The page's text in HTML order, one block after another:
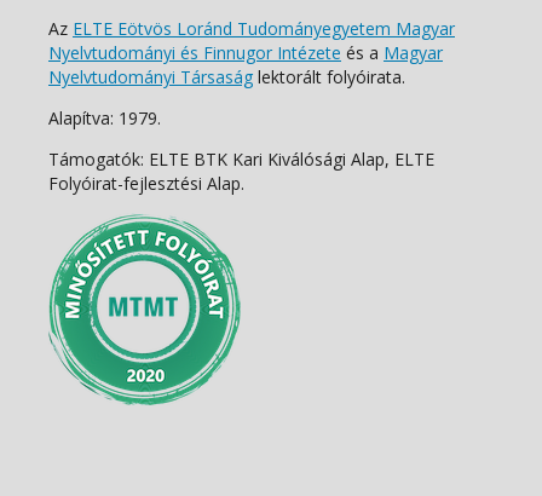
Az ELTE Eötvös Loránd Tudományegyetem Magyar
Nyelvtudományi és Finnugor Intézete és a Magyar
Nyelvtudományi Társaság lektorált folyóirata.
Alapítva: 1979.
Támogatók: ELTE BTK Kari Kiválósági Alap, ELTE
Folyóirat-fejlesztési Alap.